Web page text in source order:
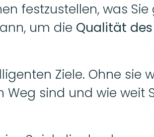
festzustellen, was Sie
um die Qualität des
Ziele. Ohne sie
sind und wie weit